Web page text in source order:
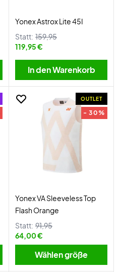
Yonex Astrox Lite 45I
Statt: 159,95
119,95 €
In den Warenkorb
OUTLET
- 30%
Yonex VA Sleeveless Top
Flash Orange
Statt: 91,95
64,00 €
Wählen größe